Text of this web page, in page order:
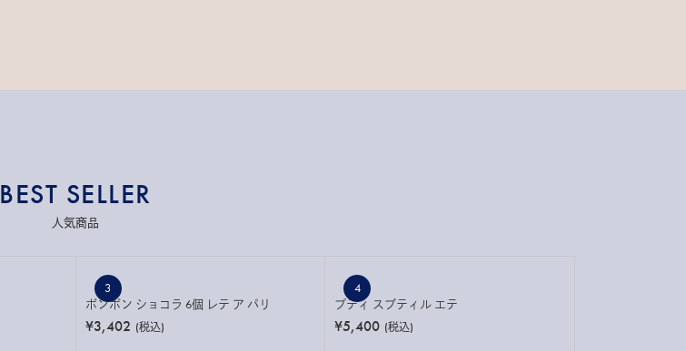
BEST SELLER
人気商品
3
ボンボン ショコラ 6個 レテ ア パリ
¥3,402 (税込)
4
プティ スブティル エテ
¥5,400 (税込)